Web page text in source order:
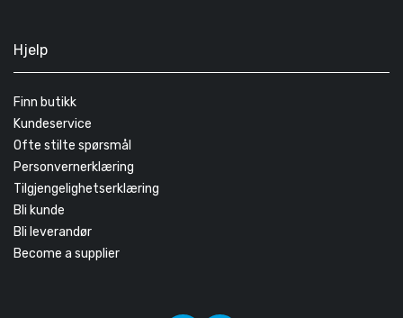
Hjelp
Finn butikk
Kundeservice
Ofte stilte spørsmål
Personvernerklæring
Tilgjengelighetserklæring
Bli kunde
Bli leverandør
Become a supplier